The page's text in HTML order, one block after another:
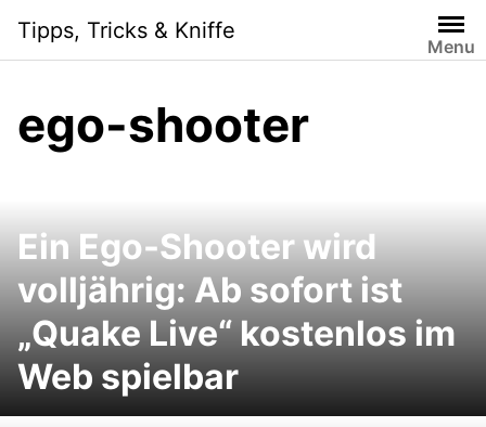
content
Tipps, Tricks & Kniffe
Menu
ego-shooter
Ein Ego-Shooter wird
volljährig: Ab sofort ist
„Quake Live“ kostenlos im
Web spielbar